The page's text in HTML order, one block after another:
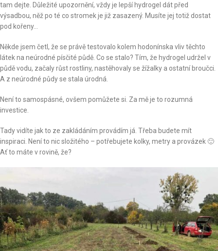
tam dejte. Důležité upozornění, vždy je lepší hydrogel dát před
výsadbou, něž po té co stromek je již zasazený. Musíte jej totiž dostat
pod kořeny…
Někde jsem četl, že se právě testovalo kolem hodonínska vliv těchto
látek na neúrodné písčité půdě. Co se stalo? Tím, že hydrogel udržel v
půdě vodu, začaly růst rostliny, nastěhovaly se žížalky a ostatní broučci.
A z neúrodné půdy se stala úrodná.
Není to samospásné, ovšem pomůžete si. Za mě je to rozumná
investice.
Tady vidíte jak to ze zakládáním provádím já. Třeba budete mít
inspiraci. Není to nic složitého – potřebujete kolky, metry a provázek 🙂
Ať to máte v rovině, že?